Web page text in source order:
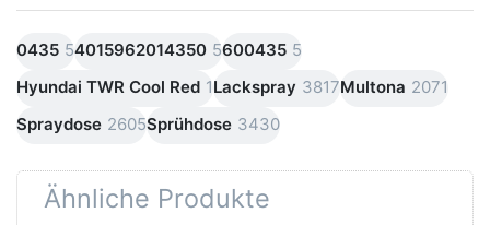
0435 54015962014350 5600435 5
Hyundai TWR Cool Red 1Lackspray 3817Multona 2071
Spraydose 2605Sprühdose 3430
Ähnliche Produkte